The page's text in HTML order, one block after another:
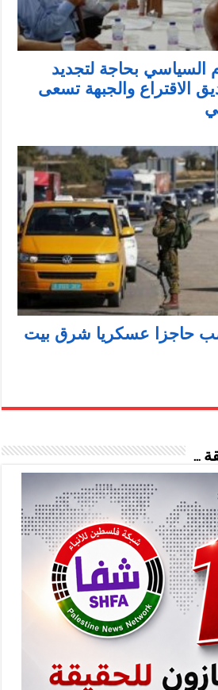
السياسي بحاجة لتجديد
الاقتراع والجبهة تسعى
حاجزا عسكريا شرق بيت